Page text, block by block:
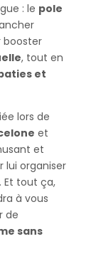
: le pole
booster
, tout en
et
lors de
et
et
lui organiser
. Et tout ça,
à vous
de
sans